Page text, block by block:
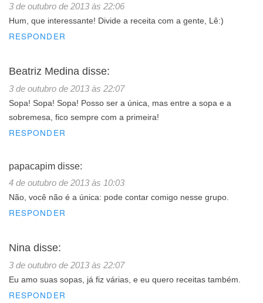
3 de outubro de 2013 às 22:06
Hum, que interessante! Divide a receita com a gente, Lê:)
RESPONDER
Beatriz Medina disse:
3 de outubro de 2013 às 22:07
Sopa! Sopa! Sopa! Posso ser a única, mas entre a sopa e a
sobremesa, fico sempre com a primeira!
RESPONDER
papacapim disse:
4 de outubro de 2013 às 10:03
Não, você não é a única: pode contar comigo nesse grupo.
RESPONDER
Nina disse:
3 de outubro de 2013 às 22:07
Eu amo suas sopas, já fiz várias, e eu quero receitas também.
RESPONDER